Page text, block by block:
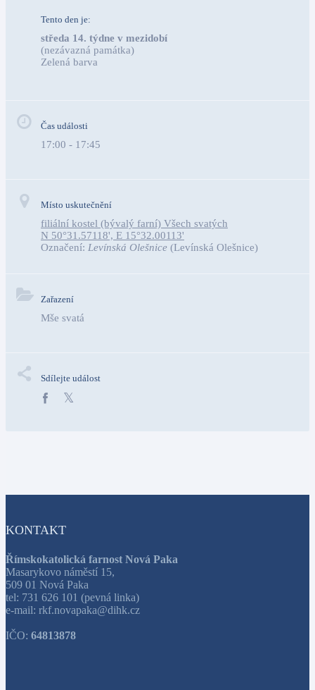
Tento den je:
středa 14. týdne v mezidobí
(nezávazná památka)
Zelená barva
Čas události
17:00 - 17:45
Místo uskutečnění
filiální kostel (bývalý farní) Všech svatých
N 50°31.57118', E 15°32.00113'
Označení: Levínská Olešnice (Levínská Olešnice)
Zařazení
Mše svatá
Sdílejte událost
KONTAKT
Římskokatolická farnost Nová Paka
Masarykovo náměstí 15,
509 01 Nová Paka
tel: 731 626 101 (pevná linka)
e-mail: rkf.novapaka@dihk.cz
IČO: 64813878